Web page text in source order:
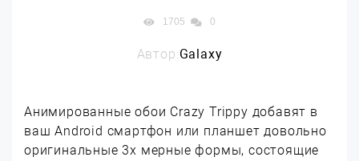
1705 0
Автор:Galaxy
Анимированные обои Crazy Trippy добавят в
ваш Android смартфон или планшет довольно
оригинальные 3х мерные формы, состоящие